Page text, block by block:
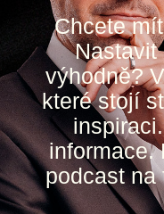
Chcete
Nastavit
výhodně?
které stojí
informace.
podcast na